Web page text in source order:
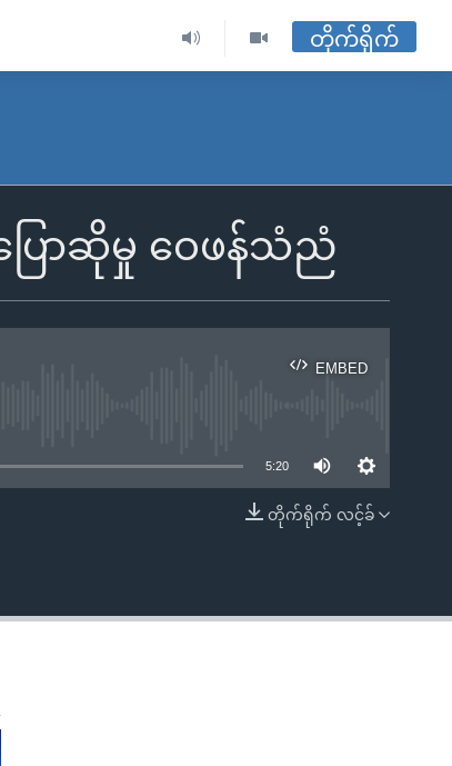
တိုက်ရိုက်
ြောဆိုမှု ဝေဖန်သံညံ
EMBED
EMBED
5:20
တိုက်ရိုက် လင့်ခ်